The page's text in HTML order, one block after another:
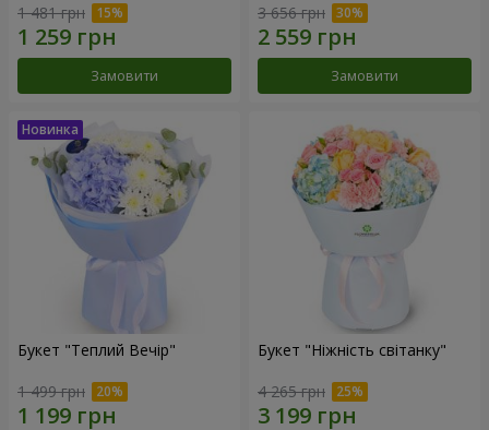
1 481 грн
Замовити
3 656 грн
Замовити
Букет "Теплий Вечір"
1 499 грн
Букет "Ніжність світанку"
4 265 грн